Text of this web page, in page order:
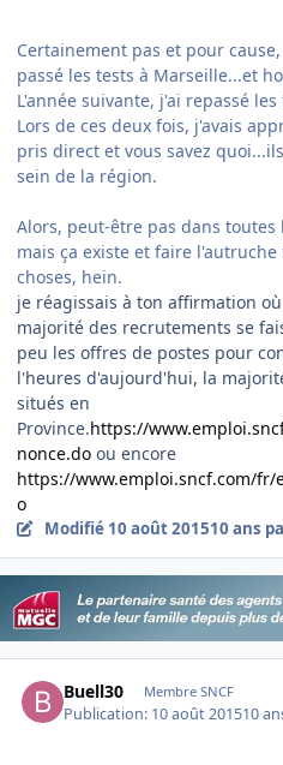
Certainement pas et pour
passé les tests à Marseille...et
L'année suivante, j'ai repassé
Lors de ces deux fois, j'avais
pris direct et vous savez
sein de la région.
Alors, peut-être pas dans toutes
mais ça existe et faire
choses, hein.
je réagissais à ton affirmation
majorité des recrutements se
peu les offres de postes pour
l'heures d'aujourd'hui, la
situés en
Province.https://
nonce.do ou encore
https://www.emploi.sncf.com/
o
Modifié 10 août 201510 ans
Buell30 Membre SNCF
Publication: 10 août 201510